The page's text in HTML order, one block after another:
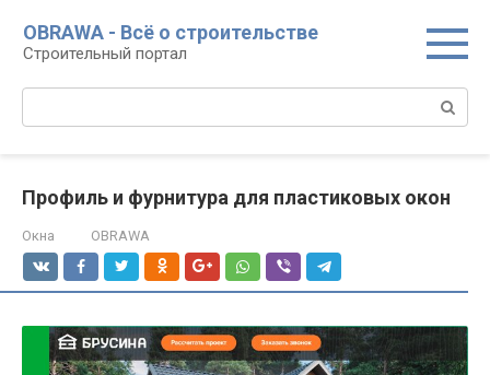
контенту
OBRAWA - Всё о строительстве
Строительный портал
Профиль и фурнитура для пластиковых окон
Окна OBRAWA